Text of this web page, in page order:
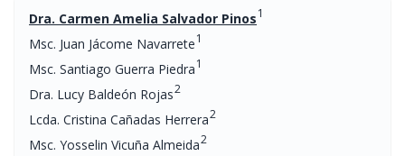
Dra. Carmen Amelia Salvador Pinos1
Msc. Juan Jácome Navarrete1
Msc. Santiago Guerra Piedra1
Dra. Lucy Baldeón Rojas2
Lcda. Cristina Cañadas Herrera2
Msc. Yosselin Vicuña Almeida2